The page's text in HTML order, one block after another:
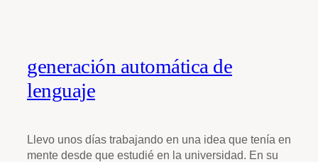
generación automática de
lenguaje
Llevo unos días trabajando en una idea que tenía en
mente desde que estudié en la universidad. En su